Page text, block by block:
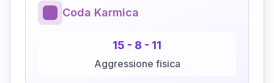
Coda Karmica
15 - 8 - 11
Aggressione fisica